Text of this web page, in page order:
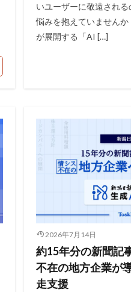
いユーザーに敬遠され
悩みを抱えていません
が展開する「AI […]
2026年7月14日
約15年分の新聞記
不在の地方企業が
走支援